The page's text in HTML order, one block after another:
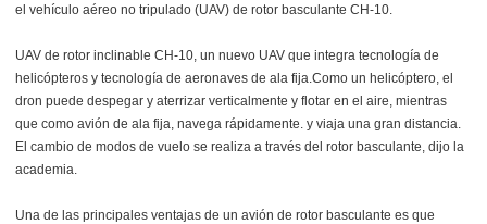
el vehículo aéreo no tripulado (UAV) de rotor basculante CH-10.
UAV de rotor inclinable CH-10, un nuevo UAV que integra tecnología de
helicópteros y tecnología de aeronaves de ala fija.Como un helicóptero, el
dron puede despegar y aterrizar verticalmente y flotar en el aire, mientras
que como avión de ala fija, navega rápidamente. y viaja una gran distancia.
El cambio de modos de vuelo se realiza a través del rotor basculante, dijo la
academia.
Una de las principales ventajas de un avión de rotor basculante es que